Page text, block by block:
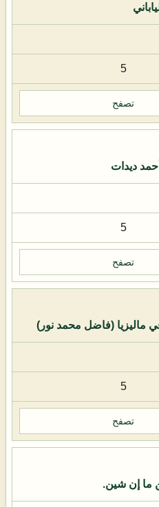
5
تصفح
ديدات
5
تصفح
ماليزيا (فاضل محمد نور)
5
تصفح
ما إن شين.